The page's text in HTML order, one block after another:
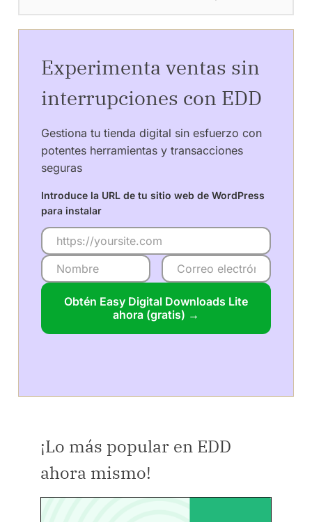
Experimenta ventas sin
interrupciones con EDD
Gestiona tu tienda digital sin esfuerzo con
potentes herramientas y transacciones
seguras
Introduce la URL de tu sitio web de WordPress
para instalar
Obtén Easy Digital Downloads Lite
ahora (gratis) →
¡Lo más popular en EDD
ahora mismo!